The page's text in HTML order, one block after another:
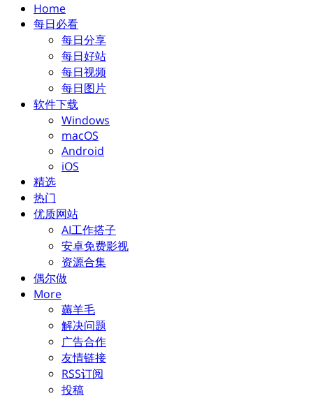
Home
每日必看
每日分享
每日好站
每日视频
每日图片
软件下载
Windows
macOS
Android
iOS
精选
热门
优质网站
AI工作搭子
安卓免费影视
资源合集
偶尔做
More
薅羊毛
解决问题
广告合作
友情链接
RSS订阅
投稿